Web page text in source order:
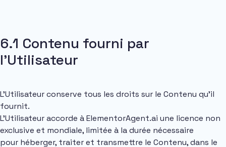
6.1 Contenu fourni par
l’Utilisateur
L’Utilisateur conserve tous les droits sur le Contenu qu’il
fournit.
L’Utilisateur accorde à ElementorAgent.ai une licence non
exclusive et mondiale, limitée à la durée nécessaire
pour héberger, traiter et transmettre le Contenu, dans le